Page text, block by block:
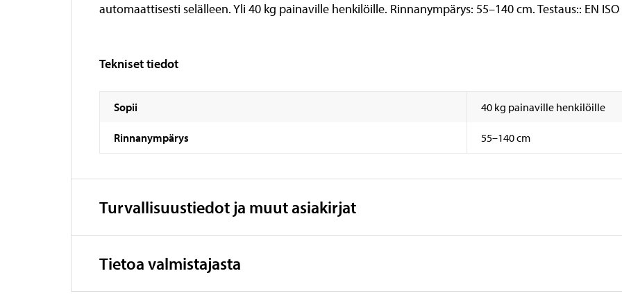
automaattisesti selälleen. Yli 40 kg painaville henkilöille. Rinnanympärys: 55–140 cm. Testaus:: EN
Tekniset tiedot
Sopii 40 kg painaville henkilöille
Rinnanympärys 55–140 cm
Turvallisuustiedot ja muut asiakirjat
Tietoa valmistajasta